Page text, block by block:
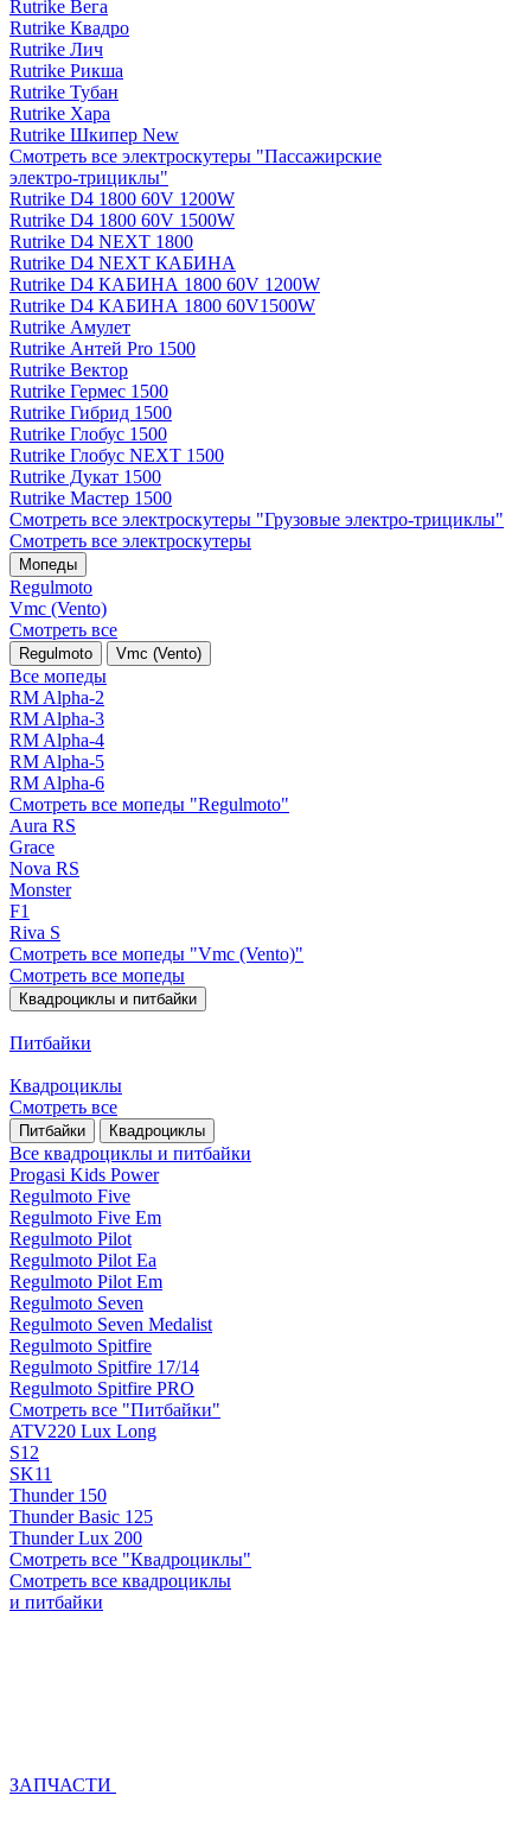
Rutrike Вега
Rutrike Квадро
Rutrike Лич
Rutrike Рикша
Rutrike Тубан
Rutrike Хара
Rutrike Шкипер New
Смотреть все электро­скутеры "Пассажирские
электро‑трициклы"
Rutrike D4 1800 60V 1200W
Rutrike D4 1800 60V 1500W
Rutrike D4 NEXT 1800
Rutrike D4 NEXT КАБИНА
Rutrike D4 КАБИНА 1800 60V 1200W
Rutrike D4 КАБИНА 1800 60V1500W
Rutrike Амулет
Rutrike Антей Pro 1500
Rutrike Вектор
Rutrike Гермес 1500
Rutrike Гибрид 1500
Rutrike Глобус 1500
Rutrike Глобус NEXT 1500
Rutrike Дукат 1500
Rutrike Мастер 1500
Смотреть все электро­скутеры "Грузовые электро‑трициклы"
Смотреть все электро­скутеры
Мопеды
Regulmoto
Vmc (Vento)
Смотреть все
Regulmoto Vmc (Vento)
Все мопеды
RM Alpha-2
RM Alpha-3
RM Alpha-4
RM Alpha-5
RM Alpha-6
Смотреть все мопеды "Regulmoto"
Aura RS
Grace
Nova RS
Monster
F1
Riva S
Смотреть все мопеды "Vmc (Vento)"
Смотреть все мопеды
Квадроциклы и питбайки
Питбайки
Квадроциклы
Смотреть все
Питбайки Квадроциклы
Все квадроциклы и питбайки
Progasi Kids Power
Regulmoto Five
Regulmoto Five Em
Regulmoto Pilot
Regulmoto Pilot Ea
Regulmoto Pilot Em
Regulmoto Seven
Regulmoto Seven Medalist
Regulmoto Spitfire
Regulmoto Spitfire 17/14
Regulmoto Spitfire PRO
Смотреть все "Питбайки"
ATV220 Lux Long
S12
SK11
Thunder 150
Thunder Basic 125
Thunder Lux 200
Смотреть все "Квадроциклы"
Смотреть все квадроциклы
и питбайки
ЗАПЧАСТИ